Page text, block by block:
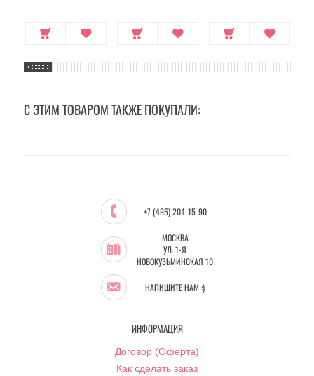
С ЭТИМ ТОВАРОМ ТАКЖЕ ПОКУПАЛИ:
+7 (495) 204-15-90
МОСКВА
УЛ. 1-Я
НОВОКУЗЬМИНСКАЯ 10
НАПИШИТЕ НАМ :)
ИНФОРМАЦИЯ
Договор (Оферта)
Как сделать заказ